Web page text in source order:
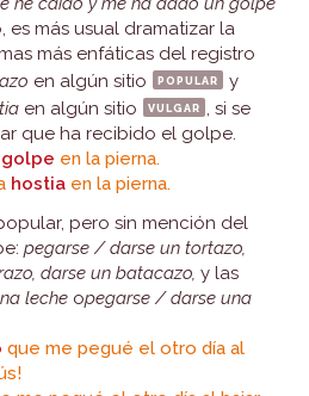
es más usual dramatizar la
más enfáticas del registro
en algún sitio popular
y
en algún sitio vulgar , si se
que ha recibido el golpe.
golpe en la pierna.
hostia en la pierna.
pero sin mención del
pegarse / darse un tortazo,
darse un batacazo, y las
leche opegarse / darse una
que me pegué el otro día al